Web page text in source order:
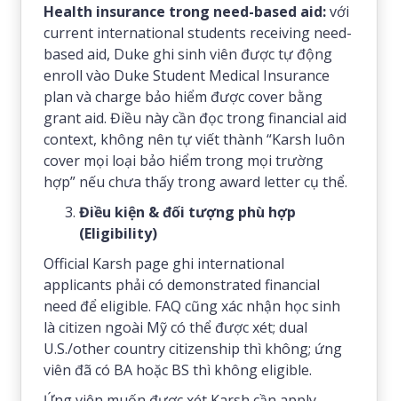
Health insurance trong need-based aid:với
current international students receiving need-
based aid, Duke ghi sinh viên được tự động
enroll vào Duke Student Medical Insurance
plan và charge bảo hiểm được cover bằng
grant aid. Điều này cần đọc trong financial aid
context, không nên tự viết thành “Karsh luôn
cover mọi loại bảo hiểm trong mọi trường
hợp” nếu chưa thấy trong award letter cụ thể.
Điều kiện & đối tượng phù hợp
(Eligibility)
Official Karsh page ghi international
applicants phải có demonstrated financial
need để eligible. FAQ cũng xác nhận học sinh
là citizen ngoài Mỹ có thể được xét; dual
U.S./other country citizenship thì không; ứng
viên đã có BA hoặc BS thì không eligible.